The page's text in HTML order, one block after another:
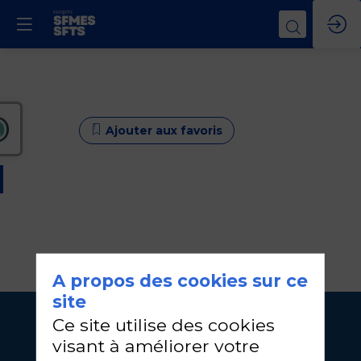
Ajouter aux favoris
Ajouter aux favoris
A propos des cookies sur ce
site
Ce site utilise des cookies
visant à améliorer votre